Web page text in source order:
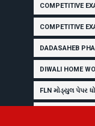
COMPETITIVE
COMPETITIVE
DADASAHEB
DIWALI HOME
FLN મોડ્યુલ પેપર